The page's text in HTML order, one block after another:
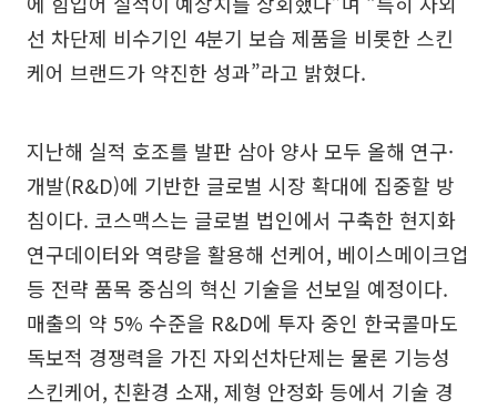
선 차단제 비수기인 4분기 보습 제품을 비롯한 스킨
케어 브랜드가 약진한 성과”라고 밝혔다.
지난해 실적 호조를 발판 삼아 양사 모두 올해 연구·
개발(R&D)에 기반한 글로벌 시장 확대에 집중할 방
침이다. 코스맥스는 글로벌 법인에서 구축한 현지화
연구데이터와 역량을 활용해 선케어, 베이스메이크업
등 전략 품목 중심의 혁신 기술을 선보일 예정이다.
매출의 약 5% 수준을 R&D에 투자 중인 한국콜마도
독보적 경쟁력을 가진 자외선차단제는 물론 기능성
스킨케어, 친환경 소재, 제형 안정화 등에서 기술 경